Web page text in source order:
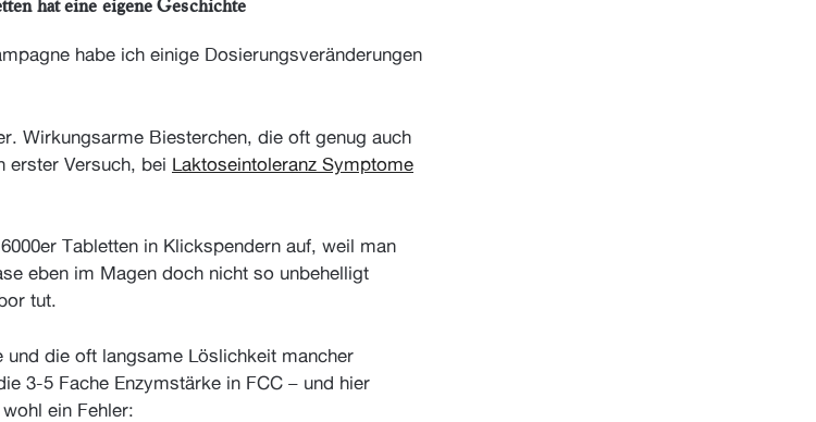
habe ich einige Dosierungsveränderungen
Wirkungsarme Biesterchen, die oft genug auch
erster Versuch, bei Laktoseintoleranz Symptome
Tabletten in Klickspendern auf, weil man
eben im Magen doch nicht so unbehelligt
tut.
und die oft langsame Löslichkeit mancher
3-5 Fache Enzymstärke in FCC – und hier
ein Fehler: